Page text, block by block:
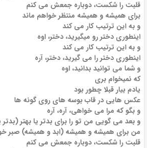
قلبت را شکست، دوباره جمعش می کنم
برای همیشه و همیشه منتظر خواهم ماند
و به این ترتیب کار می کند
اینطوری دختر رو میگیرید، دختر، اوه
و به این ترتیب کار می کند
اینطوری دختر را می گیرید، دختر، آره
و شما می توانید بدانید، اوه
که نمیخوام بری
یادم بیار قبلا چطور بود
عکس هایی در قاب بوسه های روی گونه ها
و بگو که مرا می خواهی، آره، آره
و بعد می گویی من تو را برای بدتر یا بهتر
من برای همیشه و همیشه (ابد و همیشه) صبر
قلبت را شکست، دوباره جمعش می کنم